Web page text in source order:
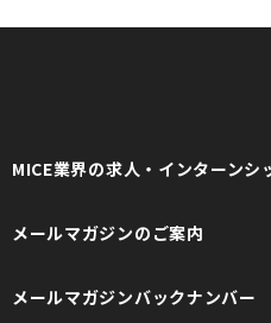
MICE業界の求人・インターンシ
メールマガジンのご案内
メールマガジンバックナンバー